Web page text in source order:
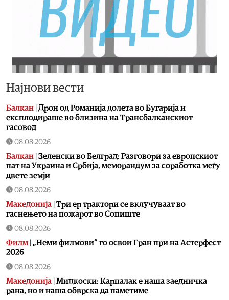
Најнови вести
Балкан Дрон од Романија долета во Бугарија и
експлодираше во близина на Трансбалканскиот
гасовод
08.08.2026
Балкан Зеленски во Белград: Разговори за европскиот
пат на Украина и Србија, меморандум за соработка меѓу
двете земји
08.08.2026
Македонија Три ер трактори се вклучуваат во
гаснењето на пожарот во Сопиште
08.08.2026
Филм „Неми филмови“ го освои Гран при на Астерфест
2026
08.08.2026
Македонија Мицкоски: Карпалак е наша заедничка
рана, но и наша обврска да паметиме